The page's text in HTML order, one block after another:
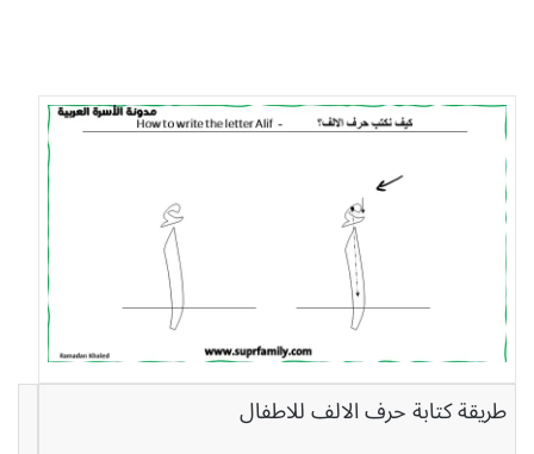
طريقة كتابة حرف الالف للاطفال